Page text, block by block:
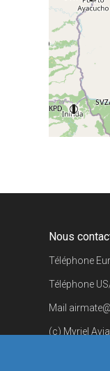
Nous
Téléphone
Téléphone
Mail
(c) Myriel